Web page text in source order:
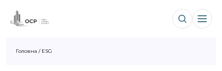
Головна / ESG